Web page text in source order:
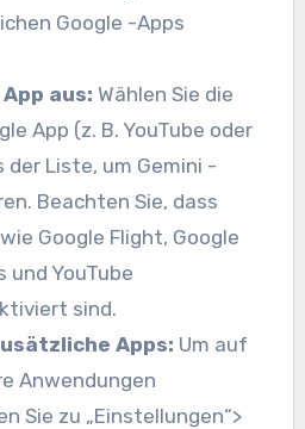
Google -Apps
aus: Wählen Sie die
App (z. B. YouTube oder
der Liste, um Gemini -
Beachten Sie, dass
Google Flight, Google
und YouTube
sind.
Apps: Um auf
Anwendungen
Sie zu „Einstellungen“>